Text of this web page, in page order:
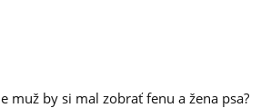
muž by si mal zobrať fenu a žena psa?